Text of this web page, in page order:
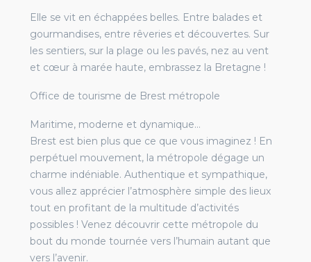
Elle se vit en échappées belles. Entre balades et
gourmandises, entre rêveries et découvertes. Sur
les sentiers, sur la plage ou les pavés, nez au vent
et cœur à marée haute, embrassez la Bretagne !
Office de tourisme de Brest métropole
Maritime, moderne et dynamique…
Brest est bien plus que ce que vous imaginez ! En
perpétuel mouvement, la métropole dégage un
charme indéniable. Authentique et sympathique,
vous allez apprécier l’atmosphère simple des lieux
tout en profitant de la multitude d’activités
possibles ! Venez découvrir cette métropole du
bout du monde tournée vers l’humain autant que
vers l’avenir.